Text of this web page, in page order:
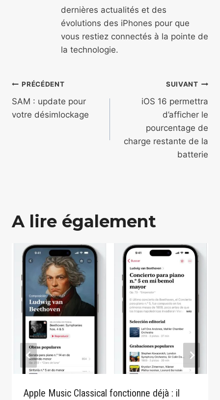
dernières actualités et des
évolutions des iPhones pour que
vous restiez connectés à la pointe de
la technologie.
Navigation
de
PRÉCÉDENT
SAM : update pour
votre désimlockage
SUIVANT
iOS 16 permettra
d’afficher le
pourcentage de
charge restante de la
batterie
A lire également
Apple Music Classical fonctionne déjà : il